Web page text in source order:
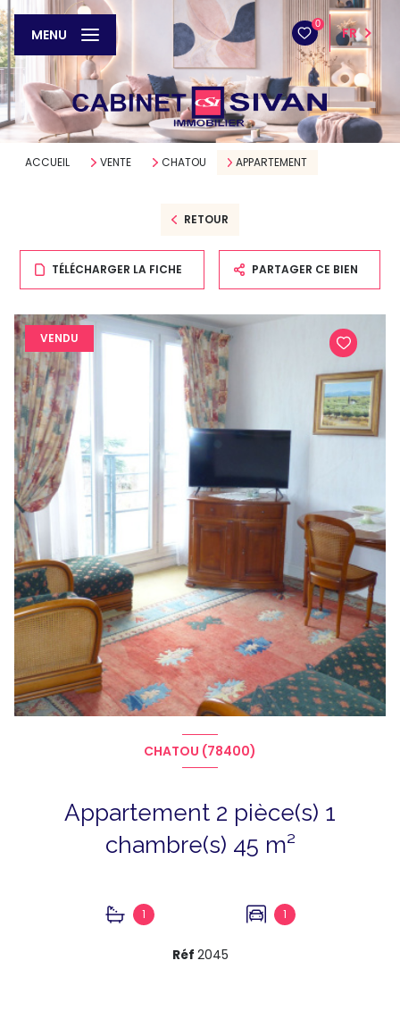
0
FR
MENU
ACCUEIL VENTE CHATOU APPARTEMENT
RETOUR
TÉLÉCHARGER LA FICHE PARTAGER CE BIEN
VENDU
CHATOU (78400)
Appartement 2 pièce(s) 1
chambre(s) 45 m²
1 1
Réf 2045